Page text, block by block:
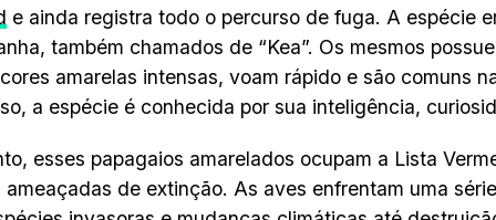
e ainda registra todo o percurso de fuga. A espécie
também chamados de “Kea”. Os mesmos
amarelas intensas, voam rápido e são comuns
a espécie é conhecida por sua inteligência,
esses papagaios amarelados ocupam a Lista
ameaçadas de extinção. As aves enfrentam uma